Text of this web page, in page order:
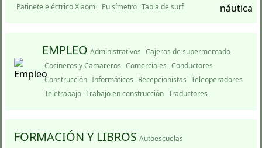
Patinete eléctrico Xiaomi Pulsímetro Tabla de surf
EMPLEO Administrativos Cajeros de supermercado
Cocineros y Camareros Comerciales Conductores
Construcción Informáticos Recepcionistas Teleoperadores
Teletrabajo Trabajo en construcción Traductores
FORMACIÓN Y LIBROS Autoescuelas